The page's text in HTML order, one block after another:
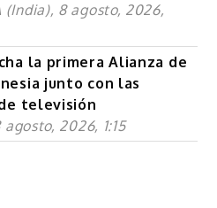
(India), 8 agosto, 2026,
la primera Alianza de
junto con las
televisión
agosto, 2026, 1:15